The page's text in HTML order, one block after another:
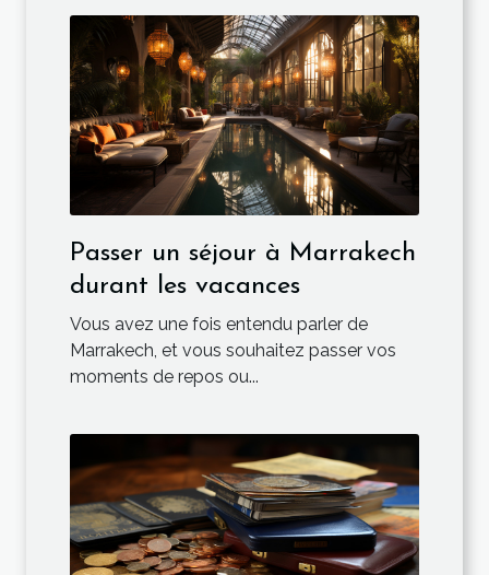
Passer un séjour à Marrakech
durant les vacances
Vous avez une fois entendu parler de
Marrakech, et vous souhaitez passer vos
moments de repos ou...